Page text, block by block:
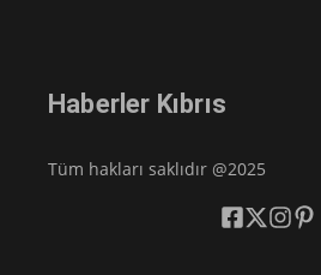
Haberler Kıbrıs
Tüm hakları saklıdır @2025